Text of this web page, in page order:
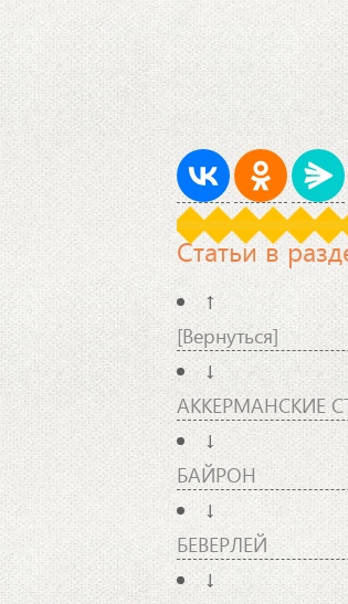
Статьи в
↑
[Вернуться]
↓
АККЕРМАНСКИЕ
↓
БАЙРОН
↓
БЕВЕРЛЕЙ
↓